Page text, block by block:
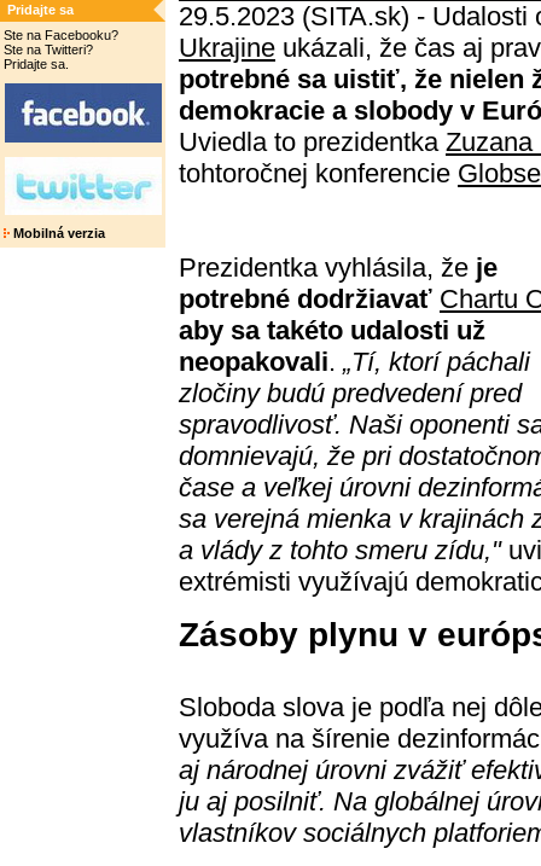
Pridajte sa
Ste na Facebooku?
Ste na Twitteri?
Pridajte sa.
Mobilná verzia
29.5.2023 (SITA.sk) -
Ukrajine ukázali, že čas aj
potrebné sa uistiť, že nielen
demokracie a slobody v
Uviedla to prezidentka Zuzana
tohtoročnej konferencie
Prezidentka vyhlásila, že je
potrebné dodržiavať Chartu
aby sa takéto udalosti už
neopakovali. „Tí, ktorí páchali
zločiny budú predvedení pred
spravodlivosť. Naši oponenti
domnievajú, že pri
čase a veľkej úrovni
sa verejná mienka v krajinách
a vlády z tohto smeru zídu,"
extrémisti využívajú
Zásoby plynu v
Sloboda slova je podľa nej
využíva na šírenie
aj národnej úrovni zvážiť
ju aj posilniť. Na globálnej
vlastníkov sociálnych